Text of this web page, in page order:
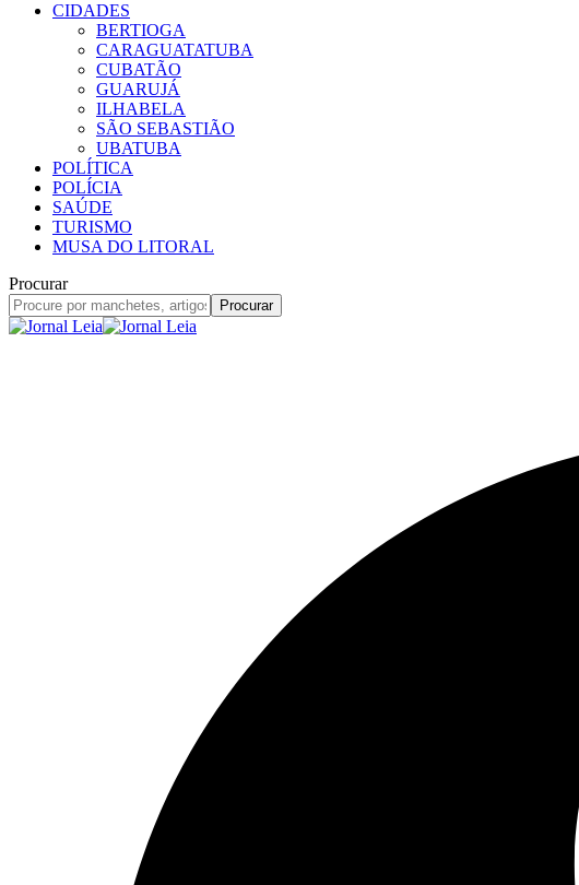
CIDADES
BERTIOGA
CARAGUATATUBA
CUBATÃO
GUARUJÁ
ILHABELA
SÃO SEBASTIÃO
UBATUBA
POLÍTICA
POLÍCIA
SAÚDE
TURISMO
MUSA DO LITORAL
Procurar